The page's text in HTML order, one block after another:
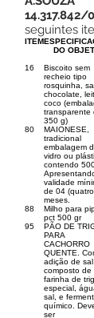
14.317.842/
seguintes
ITEM
DO
16
Biscoito sem
recheio tipo
rosquinha,
chocolate,
coco
transparente
350 g)
80
MAIONESE,
tradicional
embalagem
vidro ou
contendo
validade
de 04
meses.
88
Milho para
pct 500 gr
95
PÃO DE
PARA
CACHORRO
QUENTE.
adição de sal
composto de
farinha de
especial,
sal, e
químico.
ser